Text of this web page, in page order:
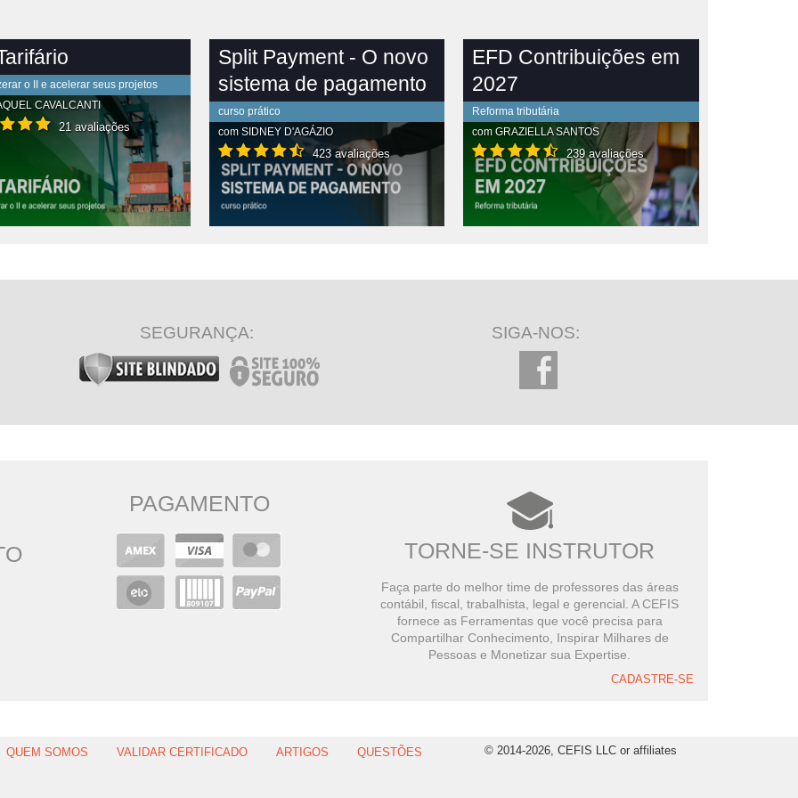
o II e acelerar seus projetos
CAVALCANTI
21 avaliações
Split Payment - O novo
sistema de pagamento
curso prático
com SIDNEY D'AGÁZIO
423 avaliações
CONTEÚDO COMPLETO
EFD Contribuições em
2027
Reforma tributária
comGRAZIELLA SANTOS
239 avaliações
VER CONTEÚDO COMPLETO
SEGURANÇA: SIGA-NOS:
PAGAMENTO
TORNE-SE INSTRUTOR
Faça parte do melhor time de professores das áreas
contábil, fiscal, trabalhista, legal e gerencial. A CEFIS
fornece as Ferramentas que você precisa para
Compartilhar Conhecimento, Inspirar Milhares de
Pessoas e Monetizar sua Expertise.
CADASTRE-SE
QUEM SOMOS VALIDAR CERTIFICADO ARTIGOS QUESTÕES © 2014-2026, CEFIS LLC or affiliates